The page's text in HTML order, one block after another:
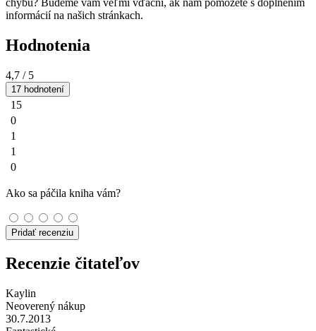
chybu? Budeme vám veľmi vďační, ak nám pomôžete s doplnením
informácií na našich stránkach.
Hodnotenia
4,7 / 5
17 hodnotení
15
0
1
1
0
Ako sa páčila kniha vám?
Pridať recenziu
Recenzie čitateľov
Kaylin
Neoverený nákup
30.7.2013